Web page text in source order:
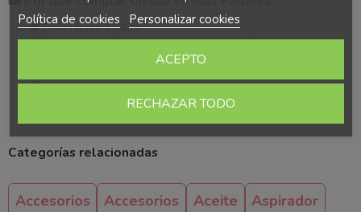
🚚 Envío rápido 24/48h
💸 Precios competitivos en productos para bebé
💬 Atención cercana y especializada
🛒 Especialistas en pañales y cuidado infantil
Categorías relacionadas
Accesorios
Accesorios
Aceite
Aspirador
Política de cookies Personalizar cookies
RECHAZAR TODO
ACEPTO